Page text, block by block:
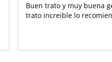
Buen trato y muy buena
trato increible lo